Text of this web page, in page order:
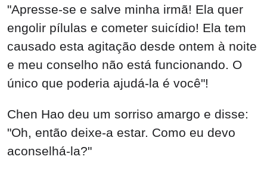
"Apresse-se e salve minha irmã! Ela quer
engolir pílulas e cometer suicídio! Ela tem
causado esta agitação desde ontem à noite
e meu conselho não está funcionando. O
único que poderia ajudá-la é você"!
Chen Hao deu um sorriso amargo e disse:
"Oh, então deixe-a estar. Como eu devo
aconselhá-la?"